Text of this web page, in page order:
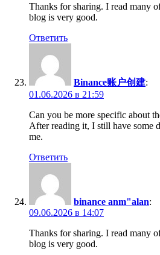
Thanks for sharing. I read many
blog is very good.
Ответить
Binance账户创建:
01.06.2026 в 21:59
Can you be more specific about
After reading it, I still have some
me.
Ответить
binance anm"alan:
09.06.2026 в 14:07
Thanks for sharing. I read many
blog is very good.